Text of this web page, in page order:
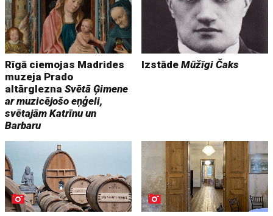
Rīgā ciemojas Madrides
muzeja Prado
altārgleznaSvētā Ģimene
ar muzicējošo eņģeli,
svētajām Katrīnu un
Barbaru
IzstādeMūžīgi Čaks